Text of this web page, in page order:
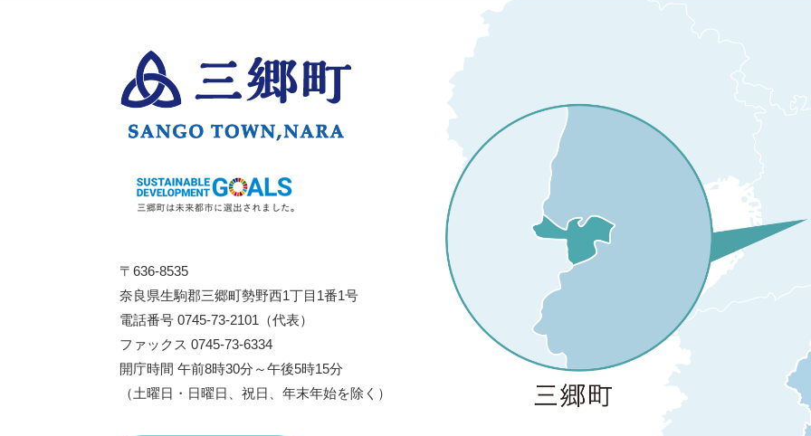
〒636-8535
奈良県生駒郡三郷町勢野西1丁目1番1号
電話番号 0745-73-2101（代表）
ファックス 0745-73-6334
開庁時間 午前8時30分～午後5時15分
（土曜日・日曜日、祝日、年末年始を除く）